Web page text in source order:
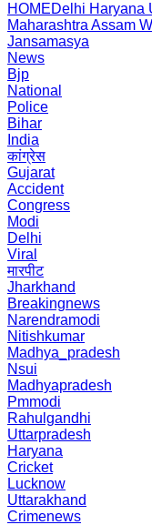
HOMEDelhi Haryana
Maharashtra Assam
Jansamasya
News
Bjp
National
Police
Bihar
India
कांग्रेस
Gujarat
Accident
Congress
Modi
Delhi
Viral
मारपीट
Jharkhand
Breakingnews
Narendramodi
Nitishkumar
Madhya_pradesh
Nsui
Madhyapradesh
Pmmodi
Rahulgandhi
Uttarpradesh
Haryana
Cricket
Lucknow
Uttarakhand
Crimenews